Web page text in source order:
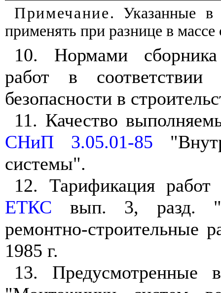
Примечание. Указанные в
применять при разнице в
10. Нормами сборника
работ в
безопасности в
11. Качество
СНиП 3.05.01-85
системы".
12. Тарификация работ
ЕТКС вып. 3, разд.
ремонтно-строительные
1985 г.
13. Предусмотренные